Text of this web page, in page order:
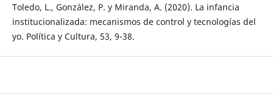
Toledo, L., González, P. y Miranda, A. (2020). La infancia
institucionalizada: mecanismos de control y tecnologías del
yo. Política y Cultura, 53, 9-38.